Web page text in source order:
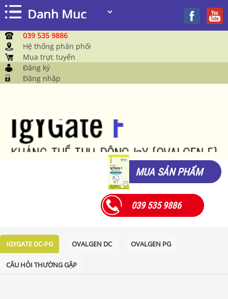
039 535 9886
Hệ thống phân phối
Mua trực tuyến
Đăng ký
Đăng nhập
MUA SẢN PHẨM
039 535 9886
IGYGATE DC-PG OVALGEN DC OVALGEN PG
CÂU HỎI THƯỜNG GẶP